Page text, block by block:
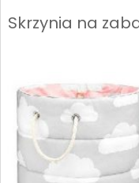
Skrzynia na